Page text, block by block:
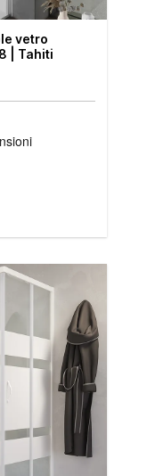
vetro
| Tahiti